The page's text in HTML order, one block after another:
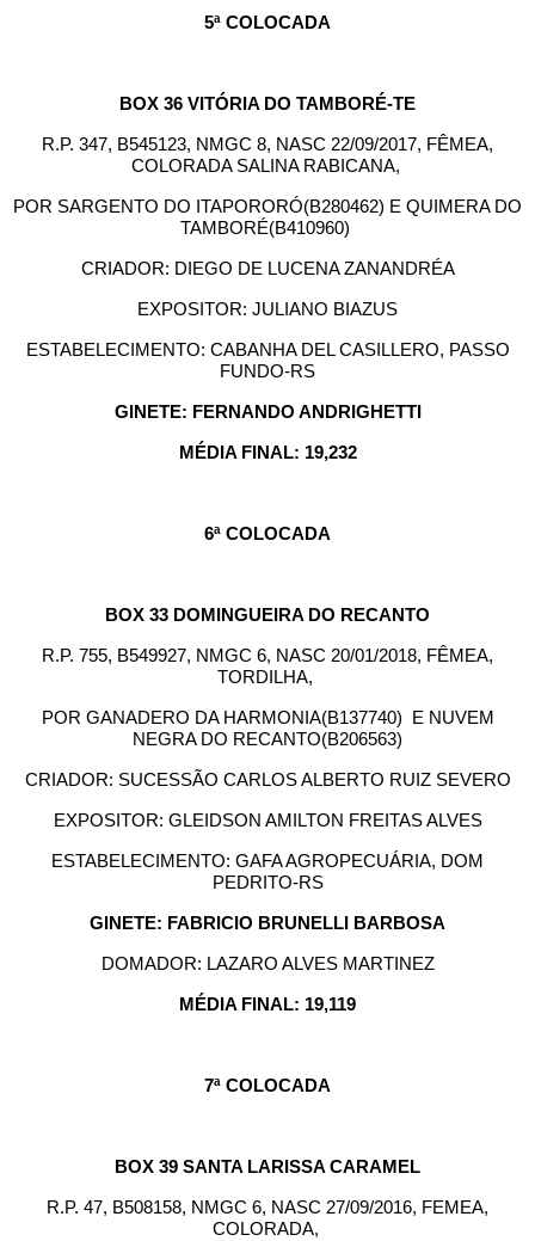
5ª COLOCADA
BOX 36 VITÓRIA DO TAMBORÉ-TE
R.P. 347, B545123, NMGC 8, NASC 22/09/2017, FÊMEA,
COLORADA SALINA RABICANA,
POR SARGENTO DO ITAPORORÓ(B280462) E QUIMERA DO
TAMBORÉ(B410960)
CRIADOR: DIEGO DE LUCENA ZANANDRÉA
EXPOSITOR: JULIANO BIAZUS
ESTABELECIMENTO: CABANHA DEL CASILLERO, PASSO
FUNDO-RS
GINETE: FERNANDO ANDRIGHETTI
MÉDIA FINAL: 19,232
6ª COLOCADA
BOX 33 DOMINGUEIRA DO RECANTO
R.P. 755, B549927, NMGC 6, NASC 20/01/2018, FÊMEA,
TORDILHA,
POR GANADERO DA HARMONIA(B137740) E NUVEM
NEGRA DO RECANTO(B206563)
CRIADOR: SUCESSÃO CARLOS ALBERTO RUIZ SEVERO
EXPOSITOR: GLEIDSON AMILTON FREITAS ALVES
ESTABELECIMENTO: GAFA AGROPECUÁRIA, DOM
PEDRITO-RS
GINETE: FABRICIO BRUNELLI BARBOSA
DOMADOR: LAZARO ALVES MARTINEZ
MÉDIA FINAL: 19,119
7ª COLOCADA
BOX 39 SANTA LARISSA CARAMEL
R.P. 47, B508158, NMGC 6, NASC 27/09/2016, FEMEA,
COLORADA,